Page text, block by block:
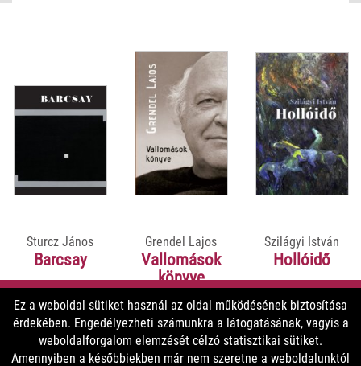
Sturcz János
Barcsay
9900 Ft
8910 Ft
Grendel Lajos
Vallomások
könyve
5800 Ft
5220 Ft
Szilágyi István
Hollóidő
5800 Ft
5220 Ft
Ez a weboldal sütiket használ az oldal működésének biztosítása
érdekében. Engedélyezheti számunkra a látogatásának, vagyis a
weboldalforgalom elemzését célzó statisztikai sütiket.
Amennyiben a későbbiekben már nem szeretne a weboldalunktól